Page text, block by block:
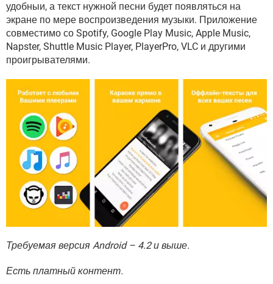
удобныи, а текст нужной песни будет появляться на
экране по мере воспроизведения музыки. Приложение
совместимо со Spotify, Google Play Music, Apple Music,
Napster, Shuttle Music Player, PlayerPro, VLC и другими
проигрывателями.
Требуемая версия Android – 4.2 и выше.
Есть платный контент.